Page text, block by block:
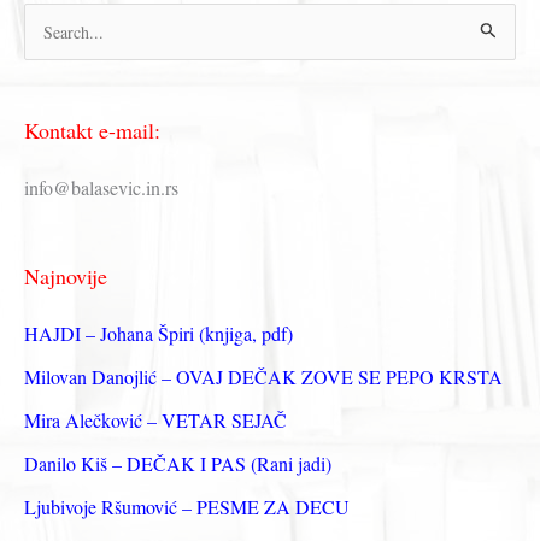
voza“?
р
т
а
з
а
Kontakt e-mail:
info@balasevic.in.rs
Najnovije
HAJDI – Johana Špiri (knjiga, pdf)
Milovan Danojlić – OVAJ DEČAK ZOVE SE PEPO KRSTA
Mira Alečković – VETAR SEJAČ
Danilo Kiš – DEČAK I PAS (Rani jadi)
Ljubivoje Ršumović – PESME ZA DECU